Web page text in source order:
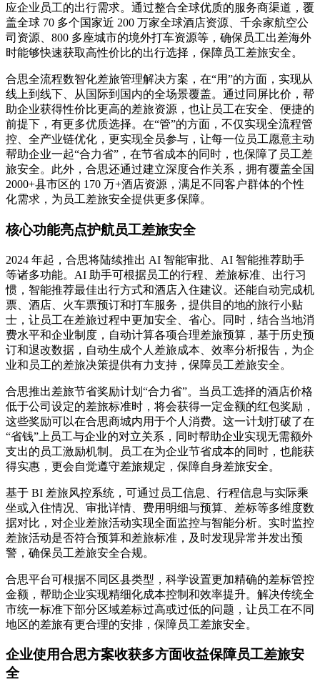
应企业员工的出行需求。通过整合全球优质的服务商渠道，覆
盖全球 70 多个国家近 200 万家全球酒店资源、千余家航空公
司资源、800 多座城市的境外打车资源等，确保员工出差海外
时能够快速获取高性价比的出行选择，保障员工差旅安全。
合思全流程数智化差旅管理解决方案，在“用”的方面，实现从
线上到线下、从国际到国内的全场景覆盖。通过同屏比价，帮
助企业获得性价比更高的差旅资源，也让员工在安全、便捷的
前提下，有更多优质选择。在“管”的方面，不仅实现全流程管
控、全产业链优化，更实现全员参与，让每一位员工愿意主动
帮助企业一起“合力省”，在节省成本的同时，也保障了员工差
旅安全。此外，合思还通过建立深度合作关系，拥有覆盖全国
2000+县市区的 170 万+酒店资源，满足不同客户群体的个性
化需求，为员工差旅安全提供更多保障。
核心功能亮点护航员工差旅安全
2024 年起，合思将陆续推出 AI 智能审批、AI 智能推荐助手
等诸多功能。AI 助手可根据员工的行程、差旅标准、出行习
惯，智能推荐最佳出行方式和酒店入住建议。还能自动完成机
票、酒店、火车票预订和打车服务，提供目的地的旅行小贴
士，让员工在差旅过程中更加安全、省心。同时，结合当地消
费水平和企业制度，自动计算各项合理差旅预算，基于历史预
订和退改数据，自动生成个人差旅成本、效率分析报告，为企
业和员工的差旅决策提供有力支持，保障员工差旅安全。
合思推出差旅节省奖励计划“合力省”。当员工选择的酒店价格
低于公司设定的差旅标准时，将会获得一定金额的红包奖励，
这些奖励可以在合思商城内用于个人消费。这一计划打破了在
“省钱”上员工与企业的对立关系，同时帮助企业实现无需额外
支出的员工激励机制。员工在为企业节省成本的同时，也能获
得实惠，更会自觉遵守差旅规定，保障自身差旅安全。
基于 BI 差旅风控系统，可通过员工信息、行程信息与实际乘
坐或入住情况、审批详情、费用明细与预算、差标等多维度数
据对比，对企业差旅活动实现全面监控与智能分析。实时监控
差旅活动是否符合预算和差旅标准，及时发现异常并发出预
警，确保员工差旅安全合规。
合思平台可根据不同区县类型，科学设置更加精确的差标管控
金额，帮助企业实现精细化成本控制和效率提升。解决传统全
市统一标准下部分区域差标过高或过低的问题，让员工在不同
地区的差旅有更合理的安排，保障员工差旅安全。
企业使用合思方案收获多方面收益保障员工差旅安
全